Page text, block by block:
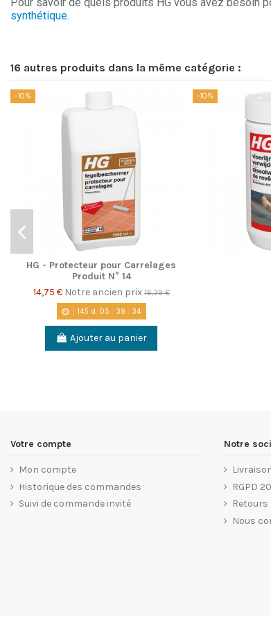
synthétique.
16 autres produits dans la même catégorie :
-10%
HG - Protecteur pour Carrelages
Produit N° 14
14,75 € Notre ancien prix 16,39 €
145 d. 05 : 39 : 34
Ajouter au panier
-10%
Votre compte
Mon compte
Historique des commandes
Suivi de commande invité
Notre
RGPD
Nous